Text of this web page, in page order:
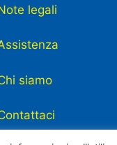
legali
siamo